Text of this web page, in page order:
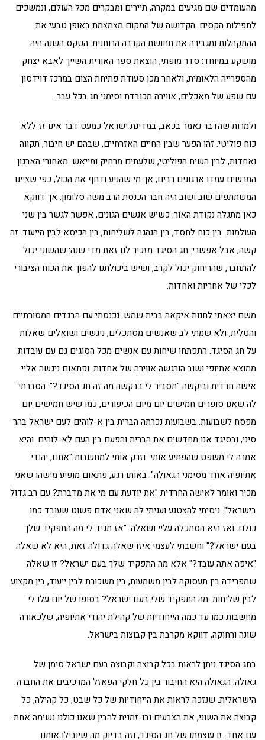
מהעומדים שם מגיעים במקרה, תיירים ומבקרים מכל העולם, ונמשכים
לתפילות הקסים. הקדושה של המקום מצמצמת באופן טבעי את
ההתקהלות ומגבירה את תחושת הקרבה הרוחנית. הטקס השנה היה
מושקע במיוחד: סדר מופתי, הוצאת ספר האורית השייך לאבא יצחק
מהספרייה הלאומית, ולאחר מכן סעודת פתיחת הצום במרכז דוידסון
עם שפע של מאכלים, אווירה מכובדת וסימני חג בכל עבר.
ולמרות שהדבר נאמר בכאב, במדינת ישראל כמעט דבר אינו זז ללא
כוח פוליטי. זהו הפער שבין החיים האזרחיים, שבהם יש חיבור, תקווה
ואחדות, לבין השיח הפוליטי, שלעתים מרחיק ומייאש. מאחורי הארגון
המרשים עמדו ארגונים רבים, אך מי שהניע ודחף את הכול, כפי שציינו
המשתתפים שוב ושוב היה חבר הכנסת הרב משה סלומון. אך דווקא
כאן מתגלה נקודת האור: כשיש אנשים הגונים, אפשר לגשר בין שני
העולמות בין כוח לחסד, בין הנהגה לשליחות, בין הכיסא לבין הייעוד. זה
קשה, אבל אפשרי. חג הסיגד מזכיר לנו זאת מדי שנה: שהשוני יכול
להתחבר, שהריחוק יכול לקרב, ושיש ביכולתנו להפוך את הכוח הציבורי
לכלי של אחריות ואחדות.
משם יצאתי לחנות איקאה בבית שמש. נכנסתי עם הבגדים המסורתיים
והטלית, ולא שמתי לב שאנשים מסתכלים, ניגשים ושואלים שאלות
על חג הסיגד. התפתחו שיחות עם אנשים מכל הסוגים גם עם עובדות
ממוצא אתיופי ושוב הורגשה אווירה של אחדות. ופתאום ניגשה אליי
אישה חרדית וביקשה "תסביר לי בבקשה מה זה חג הסיגד?". הסברתי
לה שאנו סופרים חמישים יום מיום הכיפורים, כמו שיש חמישים יום
מפסח לשבועות. בשבועות נכרתה הברית בין א-לוהים לעם ישראל בהר
סיני, ובסיגד אנו מחדשים את הברית והפעם בין העם לא-לוהים. והיא
אמרה לי משפט שהפתיע אותי וזרק אותי למחשבות "אתם, יהודי
אתיופיה אחד מסימני הגאולה". באותו רגע, פתאום מופיע מישהו שאני
מכיר ואומר לאישה החרדית "את יודעת עם מי את מדברת? עם רב גדול
בישראל". ניסיתי להצטנע ועניתי לה שאני אדם פשוט שעובד כמו
כולם. ואז היא הסתכלה עליי ושאלה: "אז תגיד לי מה התפקיד שלך
בעם ישראל?" וחשבתי לעצמי איזו שאלה גדולה זאת, היא לא שאלה
"איפה אתה עובד?" אלא מה התפקיד שלך בעם ישראל? זו שאלה
שמפרידה בין תעסוקה לבין משמעות, בין משכורת לבין ייעוד, בין מקצוע
לבין שליחות. מה התפקיד שלי בעם ישראל? בסופו של יום עלו לי
מחשבות כמו עד כמה הייחודיות של קהילת יהודי אתיופיה, שלכאורה
שונה ורחוקה, דווקא מקרבת בין קבוצות בישראל.
בחג הסיגד ניתן לראות בכל קבוצה וקבוצה בעם ישראל סימן של
גאולה. הגאולה היא החיבור בין כל חלקי הפאזל המרכיבים את החברה
הישראלית. שנזכה לראות את הייחודיות של כל שבט, כל קהילה, כל
קבוצה את השוני, את הצבעים ובו-זמנית להבין שאנו כולנו נשימה אחת
עם אחד. זו עוצמתו של חג הסיגד, וזה בדיוק מה שיובילו אותנו